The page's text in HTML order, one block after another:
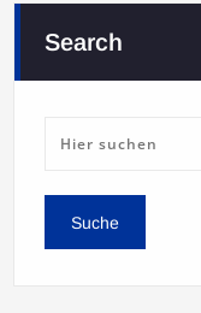
Search